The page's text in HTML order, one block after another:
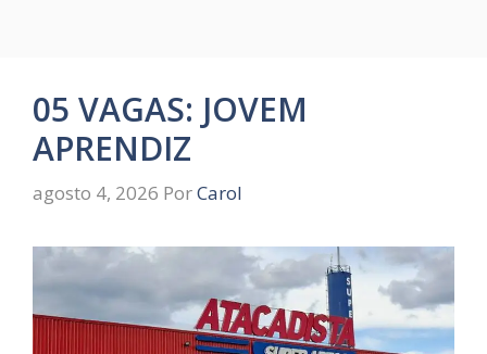
05 VAGAS: JOVEM
APRENDIZ
agosto 4, 2026 PorCarol